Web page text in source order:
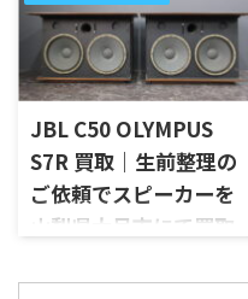
の有無を確認しながら査定い
たしました。 NC10-MOP-WN
は、公式情報ではNC10_MOP
系やNC10_MAOP系としても表
LIMITED」を出張買取させてい
ただきました。今回のお品物
は、AU-D907をベースに各部の
高品位化が図られたLimitedモ
デルで、左右チャンネルの音出
ム、トーンコントロール、フォ
ノ入力、スピーカー出力、Pre
Out、Main Amp入力、外観コ
JBL C50 OLYMPUS
S7R 買取｜生前整理の
ご依頼でスピーカーを
山梨県大月市にて買取